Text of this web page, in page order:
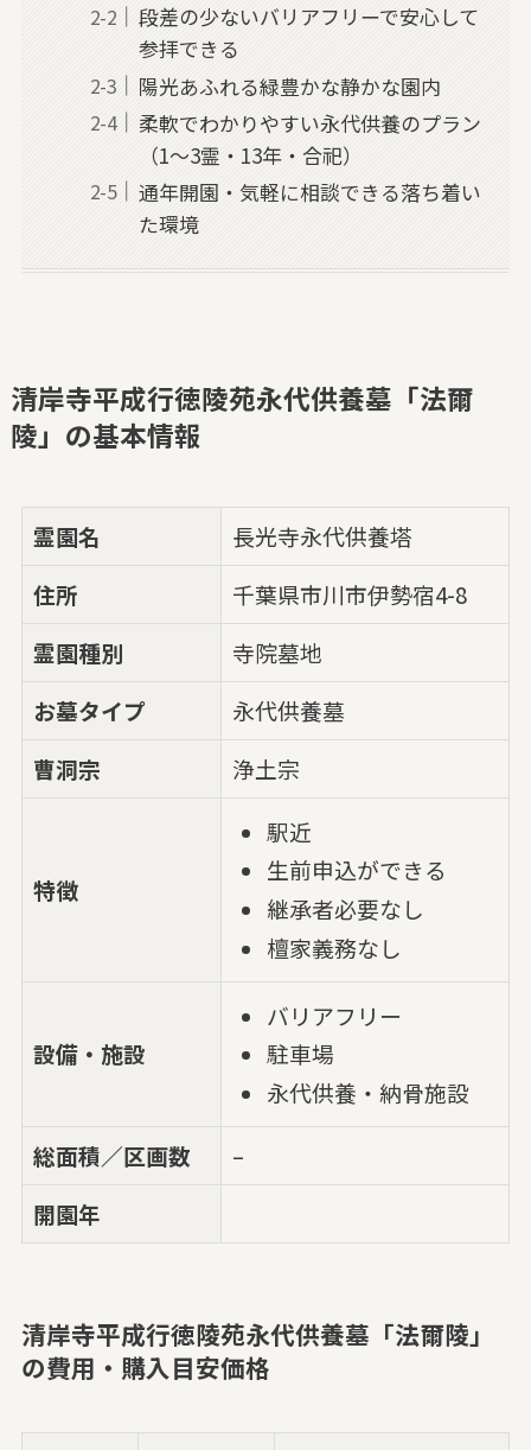
段差の少ないバリアフリーで安心して
参拝できる
陽光あふれる緑豊かな静かな園内
柔軟でわかりやすい永代供養のプラン
（1〜3霊・13年・合祀）
通年開園・気軽に相談できる落ち着い
た環境
清岸寺平成行徳陵苑永代供養墓「法爾
陵」の基本情報
霊園名
長光寺永代供養塔
住所
千葉県市川市伊勢宿4-8
霊園種別
寺院墓地
お墓タイプ
永代供養墓
曹洞宗
浄土宗
特徴
駅近
生前申込ができる
継承者必要なし
檀家義務なし
設備・施設
バリアフリー
駐車場
永代供養・納骨施設
総面積／区画数
–
開園年
清岸寺平成行徳陵苑永代供養墓「法爾陵」
の費用・購入目安価格